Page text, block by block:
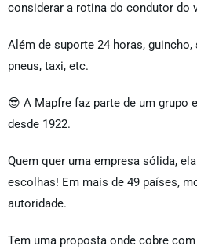
considerar a rotina do condutor do
Além de suporte 24 horas,
pneus, taxi, etc.
😎 A Mapfre faz parte de um grupo
desde 1922.
Quem quer uma empresa sólida,
escolhas! Em mais de 49 países,
autoridade.
Tem uma proposta onde cobre